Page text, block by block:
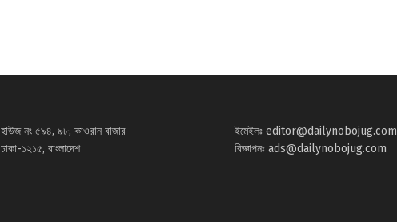
হাউজ নং ৫৯৪, ৯৮, কাওরান বাজার
ঢাকা-১২১৫, বাংলাদেশ
ইমেইলঃ editor@dailynobojug.com
বিজ্ঞাপনঃ ads@dailynobojug.com